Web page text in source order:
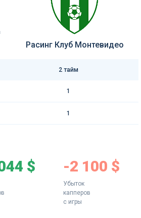
Расинг Клуб Монтевидео
2 тайм
1
1
$ -2 100 $
Убыток
капперов
с игры